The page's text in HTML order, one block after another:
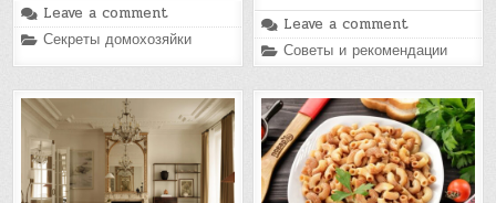
Leave a comment
Posted
Секреты домохозяйки
Leave a comment
Posted
in
Советы и рекомендации